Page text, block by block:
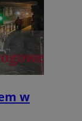
w